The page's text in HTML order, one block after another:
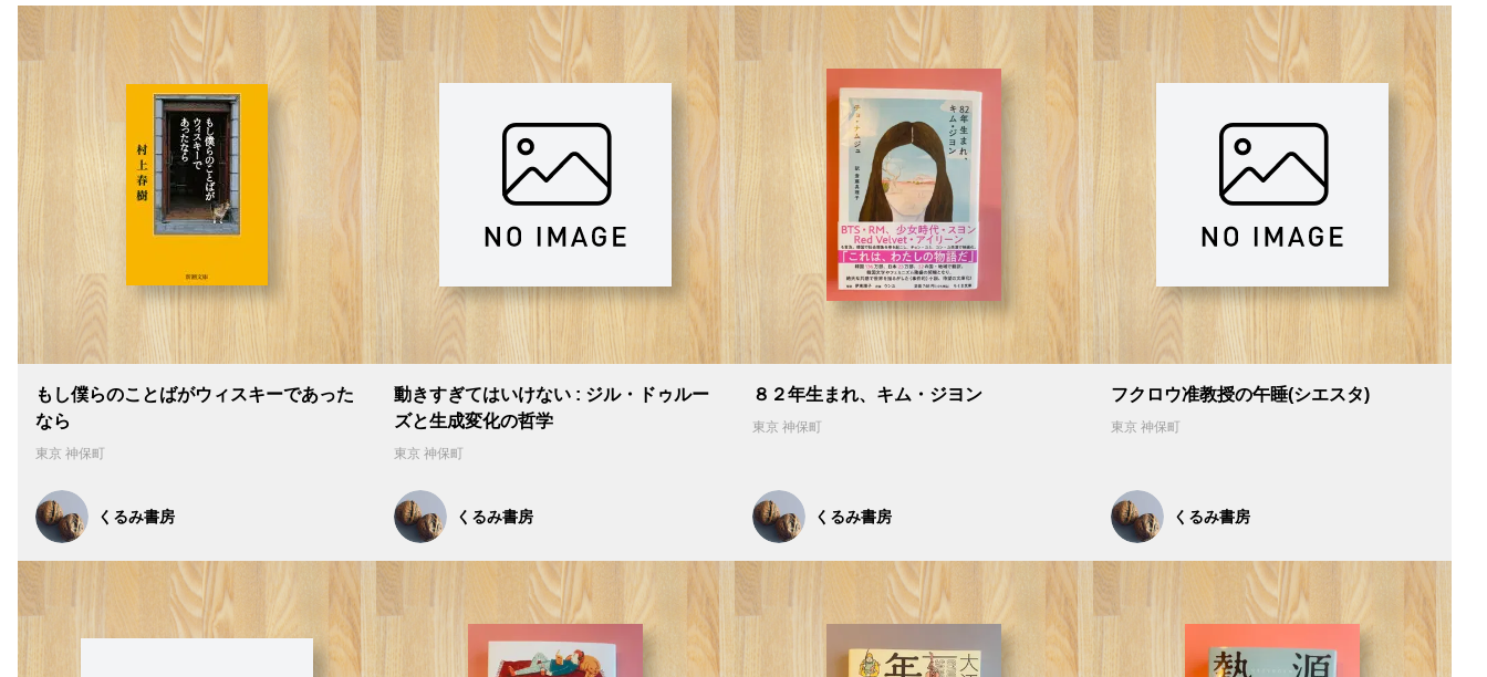
もし僕らのことばがウィスキーであった
なら
東京 神保町
くるみ書房
動きすぎてはいけない : ジル・ドゥルー
ズと生成変化の哲学
東京 神保町
くるみ書房
８２年生まれ、キム・ジヨン
東京 神保町
くるみ書房
フクロウ准教授の午睡(シエスタ)
東京 神保町
くるみ書房